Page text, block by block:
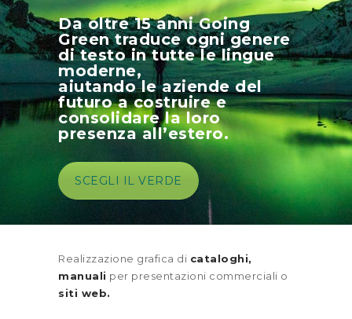
Da oltre 15 anni Going
Green traduce ogni genere
di testo in tutte le lingue
moderne,
aiutando le aziende del
futuro a costruire e
consolidare la loro
presenza all’estero.
SCEGLI IL VERDE
Realizzazione grafica di cataloghi,
manuali per presentazioni commerciali o
siti web.